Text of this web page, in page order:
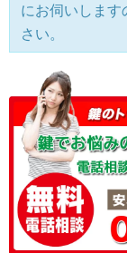
にお伺いします
さい。